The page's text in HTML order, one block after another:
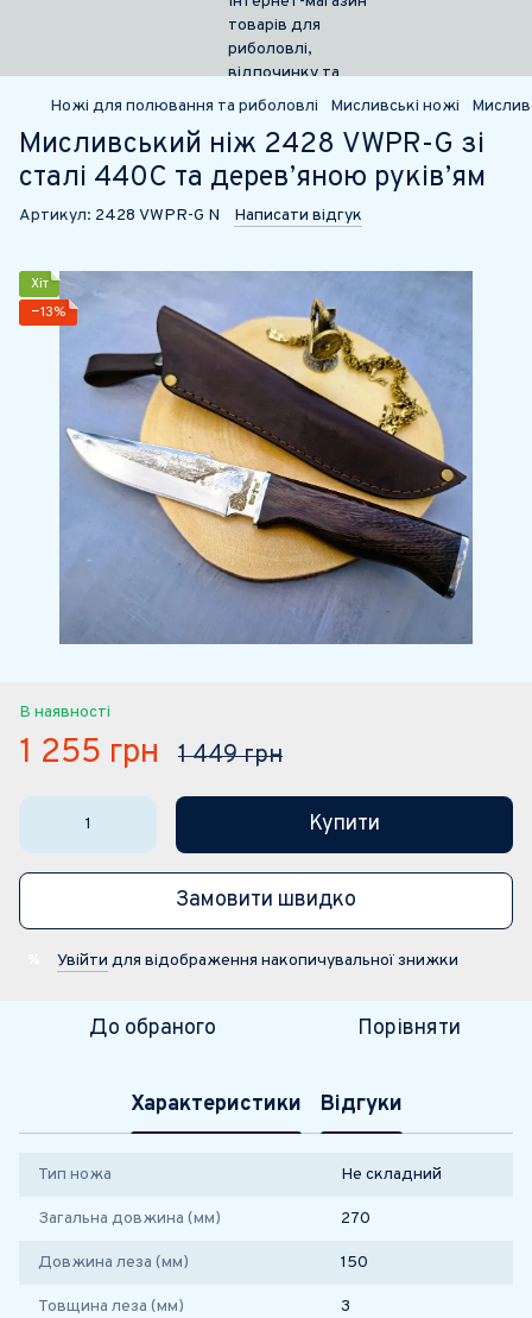
Ножі для полювання та риболовлі Мисливські ножі
Мисливський ніж 2428 VWPR-G зі
сталі 440C та дерев’яною руків’ям
Артикул: 2428 VWPR-G N Написати відгук
Хіт
−13%
В наявності
1 255 грн 1 449 грн
Купити
Замовити швидко
Увійти для відображення накопичувальної знижки
До обраного Порівняти
Характеристики Відгуки
Тип ножа Не складний
Загальна довжина (мм) 270
Довжина леза (мм) 150
Товщина леза (мм) 3